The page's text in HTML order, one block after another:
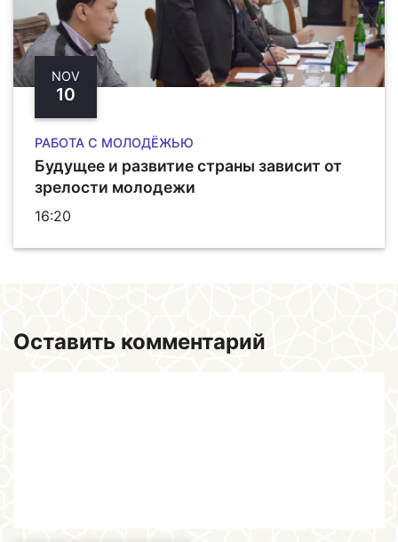
NOV
10
РАБОТА С МОЛОДЁЖЬЮ
Будущее и развитие страны зависит от
зрелости молодежи
16:20
Оставить комментарий